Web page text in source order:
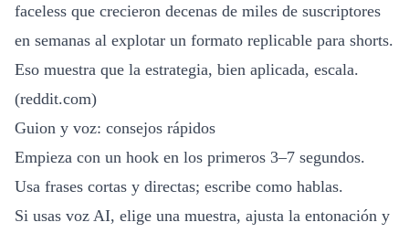
faceless que crecieron decenas de miles de suscriptores
en semanas al explotar un formato replicable para shorts.
Eso muestra que la estrategia, bien aplicada, escala.
(reddit.com)
Guion y voz: consejos rápidos
Empieza con un hook en los primeros 3–7 segundos.
Usa frases cortas y directas; escribe como hablas.
Si usas voz AI, elige una muestra, ajusta la entonación y